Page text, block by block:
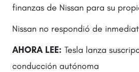
finanzas de Nissan para su
Nissan no respondió de
AHORA LEE: Tesla lanza
conducción autónoma